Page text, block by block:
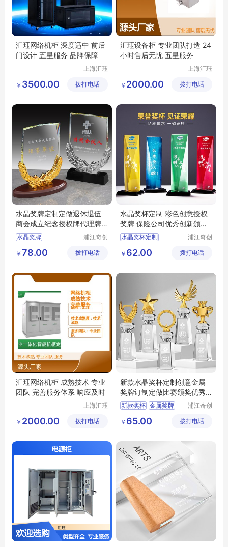
汇珏网络机柜 深度适中 前后
门设计 五星服务 品牌保障
上海汇珏
股份有限
￥ 3500.00 拨打电话
汇珏设备柜 专业团队打造 24
小时售后无忧 五星服务
上海汇珏
股份有限
￥ 2000.00 拨打电话
水晶奖牌定制定做退休退伍
商会成立纪念授权牌代理牌
合作伙伴颁奖
水晶奖牌
合作伙伴授权牌
合作伙伴颁奖
浦江奇创
限公司
￥ 78.00 拨打电话
水晶奖杯定制 彩色创意授权
奖牌 保险公司优秀创新颁奖
礼品
水晶奖杯定制
优秀创新奖
颁奖礼品
浦江奇创
限公司
￥ 62.00 拨打电话
汇珏网络机柜 成熟技术 专业
团队 完善服务体系 响应及时
上海汇珏
股份有限
￥ 2000.00 拨打电话
新款水晶奖杯定制创意金属
奖牌订制定做比赛颁奖优秀
员工退休纪念
新款奖杯 金属奖牌
优秀员工奖杯
浦江奇创
限公司
￥ 65.00 拨打电话